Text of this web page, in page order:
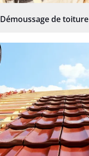
Démoussage de toiture